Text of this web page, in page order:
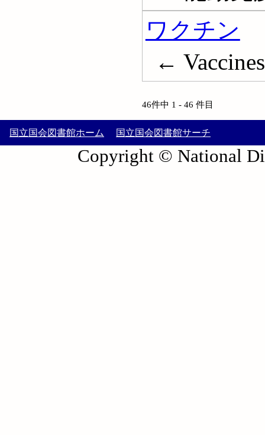
ワクチン
← Vaccines
46件中 1 - 46 件目
国立国会図書館ホーム 国立国会図書館サーチ
Copyright © National